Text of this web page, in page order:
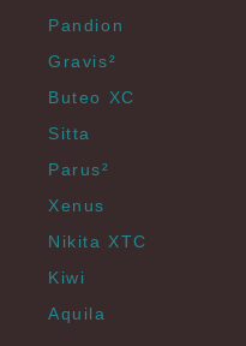
Pandion
Gravis²
Buteo XC
Sitta
Parus²
Xenus
Nikita XTC
Kiwi
Aquila